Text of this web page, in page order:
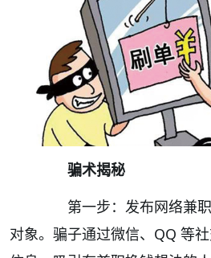
骗术揭秘
第一步：发布网络兼职
对象。骗子通过微信、QQ 等